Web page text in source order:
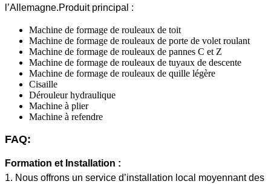
l’Allemagne.Produit principal :
Machine de formage de rouleaux de toit
Machine de formage de rouleaux de porte de volet roulant
Machine de formage de rouleaux de pannes C et Z
Machine de formage de rouleaux de tuyaux de descente
Machine de formage de rouleaux de quille légère
Cisaille
Dérouleur hydraulique
Machine à plier
Machine à refendre
FAQ:
Formation et Installation :
1. Nous offrons un service d’installation local moyennant des